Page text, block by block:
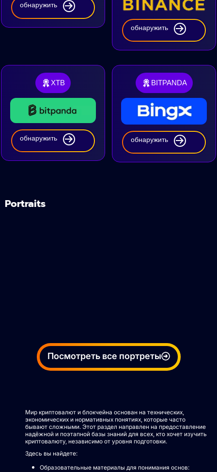
обнаружить
обнаружить
XTB
обнаружить
BITPANDA
обнаружить
Portraits
Посмотреть все портреты
Мир криптовалют и блокчейна основан на технических,
экономических и нормативных понятиях, которые часто
бывают сложными. Этот раздел направлен на предоставление
надёжной и поэтапной базы знаний для всех, кто хочет изучить
криптовалюту, независимо от уровня подготовки.
Здесь вы найдете:
Образовательные материалы для понимания основ: